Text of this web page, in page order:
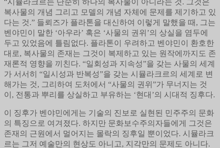
“시뮬라크르는 단순히 하나의 복사물이 아니라는 것. 그것은
복사물의 개념 그리고 모델의 개념 자체에 문제를 제기하고 있
다는 것.” 들뢰즈가 플라톤을 대신하여 이렇게 말했을 때, 그는
벤야민이 말한 ‘아우라’ 혹은 ‘사물의 권위’의 상실을 염두에
두고 있었음에 틀림없다. 플라톤이 우려하고 벤야민이 환호한
대로, 복사물의 존재는 그것이 복제하고 있는 원작에까지도 존
재론적 영향을 끼친다. “일회성과 지속성”을 갖는 사물의 세계
가 서서히 “일시성과 반복성”을 갖는 시뮬라크르의 세계로 변
해가는 것, 그리하여 도처에서 “사물의 권위”가 무너지는 것
이, 전통과 뿌리를 상실하고 부유하는 ‘현대’의 시대적 징후다.
이 징후가 벤야민에게는 기술의 진보로 실현된 민주주의 문화
의 특징으로 여겨졌다. 하지만 문화보수주의자들에게 그것은
존재의 근원에서 멀어지는 몰락의 징후일 뿐이었다. 시뮬라크
르는 그저 예술만의 현상도 아니고, 지각만의 문제도 아니다.